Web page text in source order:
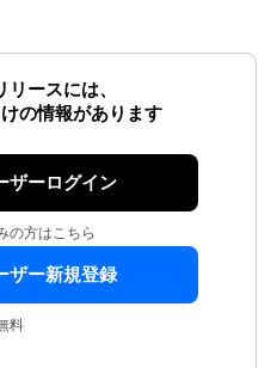
リースには、
の情報があります
ザーログイン
の方はこちら
ザー新規登録
料